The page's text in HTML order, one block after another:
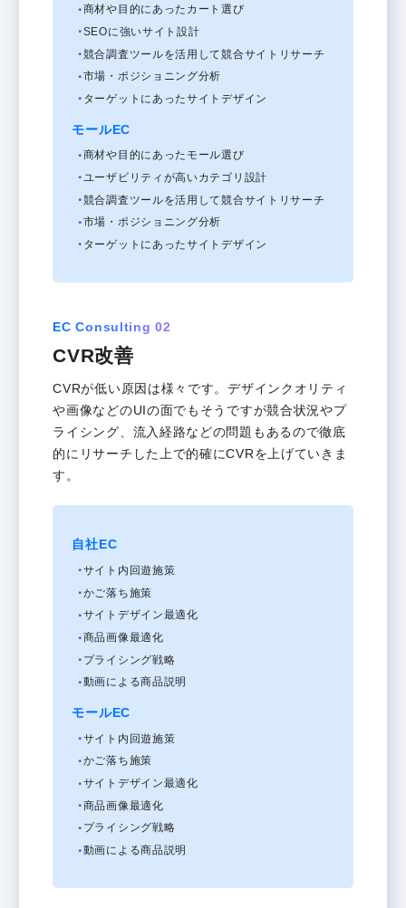
商材や目的にあったカート選び
SEOに強いサイト設計
競合調査ツールを活用して競合サイトリサーチ
市場・ポジショニング分析
ターゲットにあったサイトデザイン
モールEC
商材や目的にあったモール選び
ユーザビリティが高いカテゴリ設計
競合調査ツールを活用して競合サイトリサーチ
市場・ポジショニング分析
ターゲットにあったサイトデザイン
EC Consulting 02
CVR改善
CVRが低い原因は様々です。デザインクオリティ
や画像などのUIの面でもそうですが競合状況やプ
ライシング、流入経路などの問題もあるので徹底
的にリサーチした上で的確にCVRを上げていきま
す。
自社EC
サイト内回遊施策
かご落ち施策
サイトデザイン最適化
商品画像最適化
プライシング戦略
動画による商品説明
モールEC
サイト内回遊施策
かご落ち施策
サイトデザイン最適化
商品画像最適化
プライシング戦略
動画による商品説明